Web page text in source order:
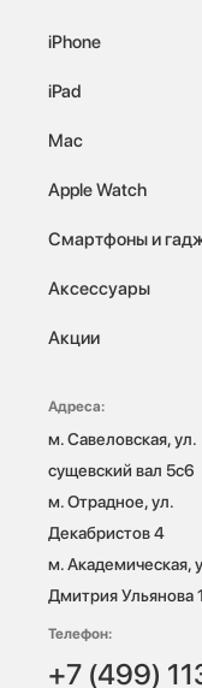
iPhone
iPad
Mac
Apple Watch
Смартфоны и
Аксессуары
Акции
Адреса:
м. Савеловская, ул.
сущевский вал 5с6
м. Отрадное, ул.
Декабристов 4
м. Академическая,
Дмитрия Ульянова
Телефон:
+7 (499)